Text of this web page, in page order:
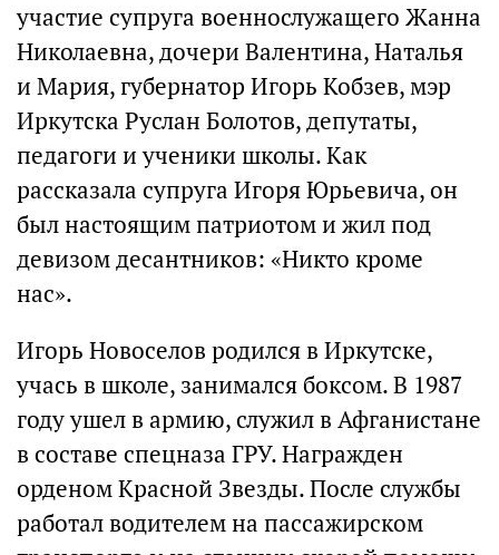
участие супруга военнослужащего Жанна
Николаевна, дочери Валентина, Наталья
и Мария, губернатор Игорь Кобзев, мэр
Иркутска Руслан Болотов, депутаты,
педагоги и ученики школы. Как
рассказала супруга Игоря Юрьевича, он
был настоящим патриотом и жил под
девизом десантников: «Никто кроме
нас».
Игорь Новоселов родился в Иркутске,
учась в школе, занимался боксом. В 1987
году ушел в армию, служил в Афганистане
в составе спецназа ГРУ. Награжден
орденом Красной Звезды. После службы
работал водителем на пассажирском